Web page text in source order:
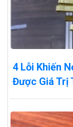
4 Lỗi Khiến
Được Giá Trị